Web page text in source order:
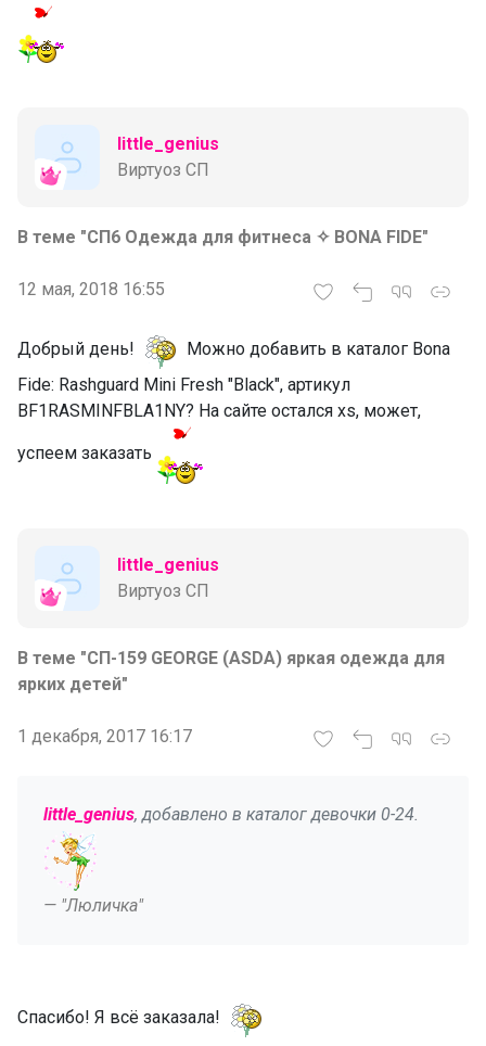
little_genius
Виртуоз СП
В теме "СП6 Одежда для фитнеса ✧ BONA FIDE"
12 мая, 2018 16:55
Добрый день!
Можно добавить в каталог Bona
Fide: Rashguard Mini Fresh "Black", артикул
BF1RASMINFBLA1NY? На сайте остался xs, может,
успеем заказать
little_genius
Виртуоз СП
В теме "СП-159 GEORGE (ASDA) яркая одежда для
ярких детей"
1 декабря, 2017 16:17
little_genius, добавлено в каталог девочки 0-24.
— "Люличка"
Спасибо! Я всё заказала!